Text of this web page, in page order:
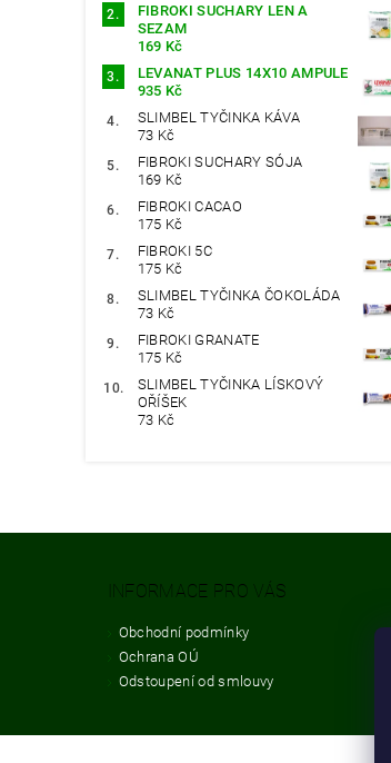
FIBROKI SUCHARY LEN A
SEZAM
169 Kč
LEVANAT PLUS 14X10 AMPULE
935 Kč
SLIMBEL TYČINKA KÁVA
73 Kč
FIBROKI SUCHARY SÓJA
169 Kč
FIBROKI CACAO
175 Kč
FIBROKI 5C
175 Kč
SLIMBEL TYČINKA ČOKOLÁDA
73 Kč
FIBROKI GRANATE
175 Kč
SLIMBEL TYČINKA LÍSKOVÝ
OŘÍŠEK
73 Kč
INFORMACE PRO VÁS
Obchodní podmínky
Ochrana OÚ
Odstoupení od smlouvy